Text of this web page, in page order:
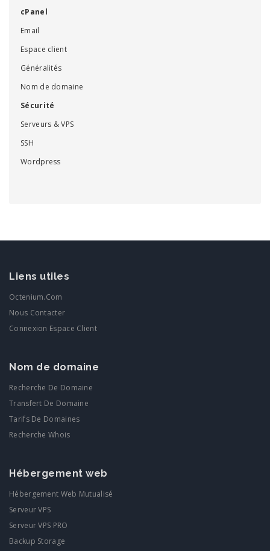
cPanel
Email
Espace client
Généralités
Nom de domaine
Sécurité
Serveurs & VPS
SSH
Wordpress
Liens utiles
Octenium.com
Nous Contacter
Connexion Espace Client
Nom de domaine
Recherche De Domaine
Transfert De Domaine
Tarifs De Domaines
Recherche Whois
Hébergement web
Hébergement Web Mutualisé
Serveur VPS
Serveur VPS PRO
Backup Storage